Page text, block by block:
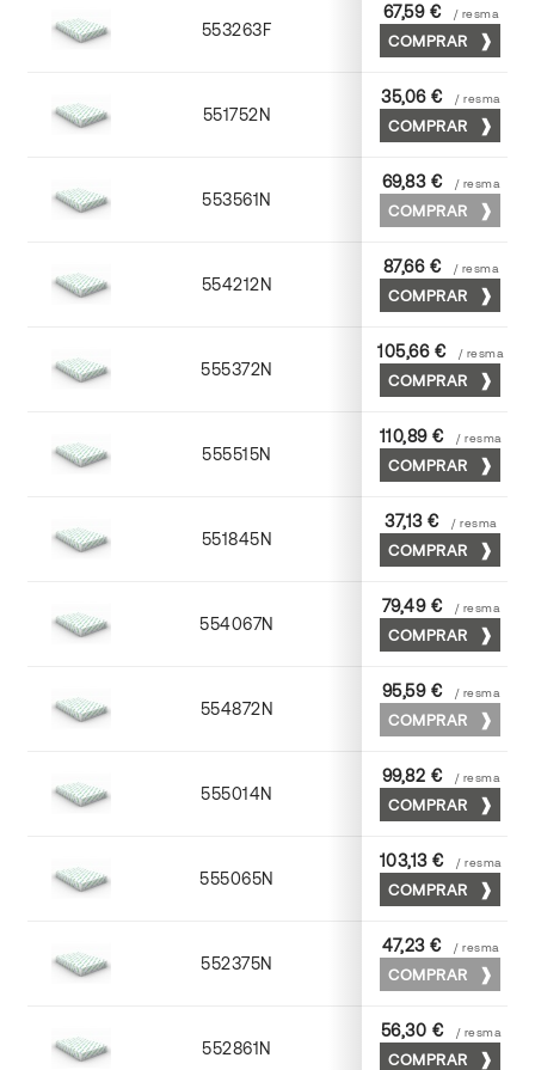
553263F 63 x 88
67,59 € / resma
COMPRAR
551752N 52 x 70
35,06 € / resma
COMPRAR
553561N 63 x 88
69,83 € / resma
COMPRAR
554212N 72 x 102
87,66 € / resma
COMPRAR
555372N 70 x 100
105,66 € / resma
COMPRAR
555515N 72 x 102
110,89 € / resma
COMPRAR
551845N 45 x 64
37,13 € / resma
COMPRAR
554067N 65 x 90
79,49 € / resma
COMPRAR
554872N 70 x 100
95,59 € / resma
COMPRAR
555014N 72 x 102
99,82 € / resma
COMPRAR
555065N 65 x 90
103,13 € / resma
COMPRAR
552375N 75 x 53
47,23 € / resma
COMPRAR
552861N 63 x 88
56,30 € / resma
COMPRAR